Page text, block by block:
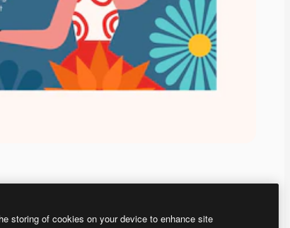
storing of cookies on your device to enhance site